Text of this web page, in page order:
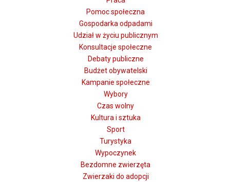
Pomoc społeczna
Gospodarka odpadami
Udział w życiu publicznym
Konsultacje społeczne
Debaty publiczne
Budżet obywatelski
Kampanie społeczne
Wybory
Czas wolny
Kultura i sztuka
Sport
Turystyka
Wypoczynek
Bezdomne zwierzęta
Zwierzaki do adopcji